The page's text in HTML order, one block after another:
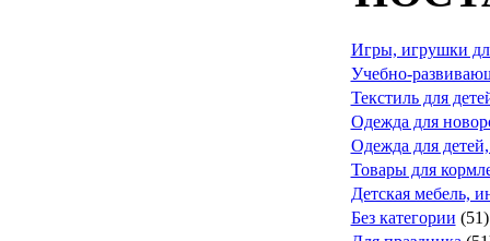
Игры, игрушки
Учебно-
Текстиль для
Одежда для
Одежда для
Товары для
Детская мебель,
Без категории (51)